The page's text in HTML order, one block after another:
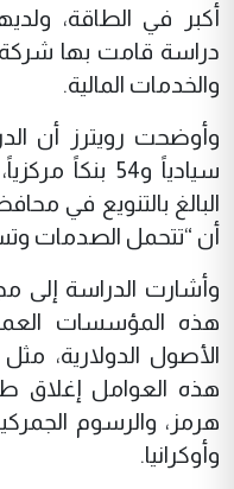
أكبر في الطاقة،
دراسة قامت بها شركة
والخدمات المالية.
سيادياً و54
البالغ بالتنويع في
أن “تتحمل الصدمات
وأشارت الدراسة إلى
هذه المؤسسات
الأصول الدولارية،
هذه العوامل إغلاق
هرمز، والرسوم
وأوكرانيا.